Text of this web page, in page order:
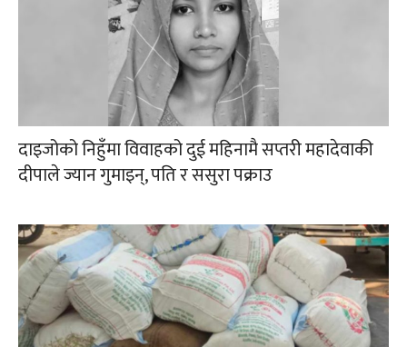
दाइजोको निहुँमा विवाहको दुई महिनामै सप्तरी महादेवाकी
दीपाले ज्यान गुमाइन्, पति र ससुरा पक्राउ